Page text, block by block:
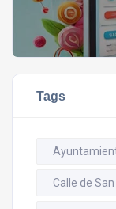
Tags
Calle de